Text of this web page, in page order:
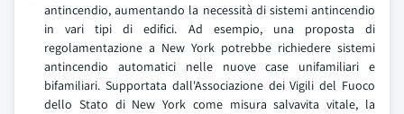
antincendio, aumentando la necessità di sistemi antincendio
in vari tipi di edifici. Ad esempio, una proposta di
regolamentazione a New York potrebbe richiedere sistemi
antincendio automatici nelle nuove case unifamiliari e
bifamiliari. Supportata dall'Associazione dei Vigili del Fuoco
dello Stato di New York come misura salvavita vitale, la